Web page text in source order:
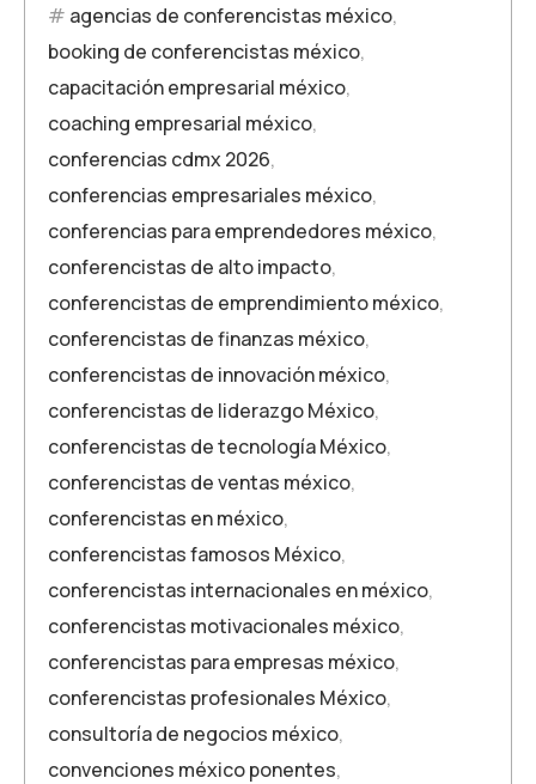
agencias de conferencistas méxico,
booking de conferencistas méxico,
capacitación empresarial méxico,
coaching empresarial méxico,
conferencias cdmx 2026,
conferencias empresariales méxico,
conferencias para emprendedores méxico,
conferencistas de alto impacto,
conferencistas de emprendimiento méxico,
conferencistas de finanzas méxico,
conferencistas de innovación méxico,
conferencistas de liderazgo México,
conferencistas de tecnología México,
conferencistas de ventas méxico,
conferencistas en méxico,
conferencistas famosos México,
conferencistas internacionales en méxico,
conferencistas motivacionales méxico,
conferencistas para empresas méxico,
conferencistas profesionales México,
consultoría de negocios méxico,
convenciones méxico ponentes,